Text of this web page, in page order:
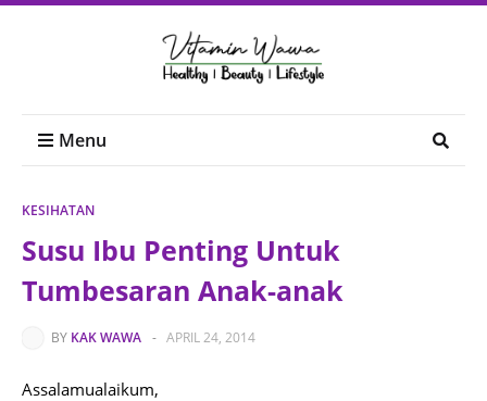
Menu
KESIHATAN
Susu Ibu Penting Untuk
Tumbesaran Anak-anak
BY KAK WAWA - APRIL 24, 2014
Assalamualaikum,